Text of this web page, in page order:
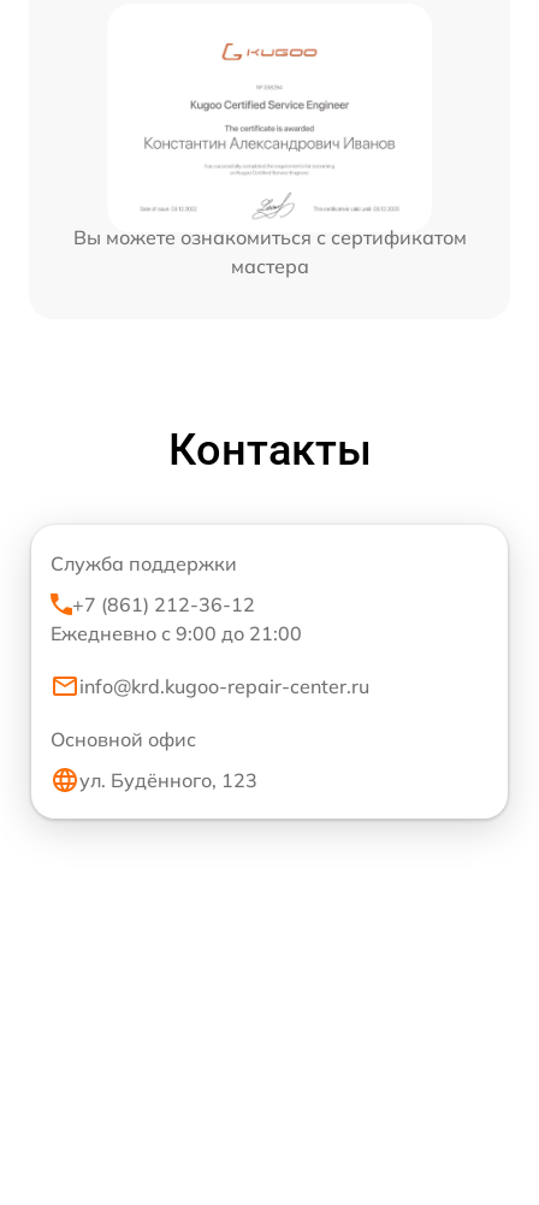
Вы можете ознакомиться с сертификатом
мастера
Контакты
Служба поддержки
+7 (861) 212-36-12
Ежедневно с 9:00 до 21:00
info@krd.kugoo-repair-center.ru
Основной офис
ул. Будённого, 123